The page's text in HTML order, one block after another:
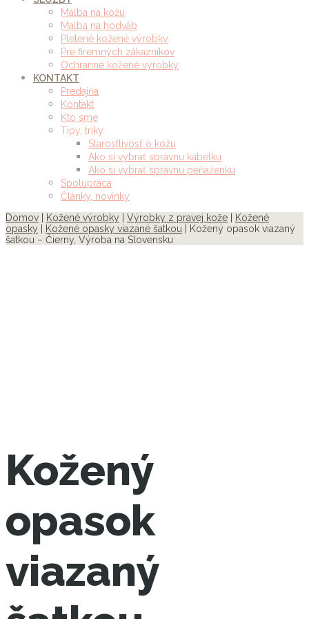
Maľba na kožu
Maľba na hodváb
Pletené kožené výrobky
Pre firemných zákazníkov
Ochranné kožené výrobky
KONTAKT
Predajňa
Kontakt
Kto sme
Tipy, triky
Starostlivosť o kožu
Ako si vybrať správnu kabelku
Ako si vybrať správnu peňaženku
Spolupráca
Články, novinky
Domov
Kožené výrobky Výrobky z pravej kože
Kožené
opasky
Kožené opasky viazané šatkou | Kožený opasok viazaný
šatkou – Čierny, Výroba na Slovensku
Kožený
opasok
viazaný